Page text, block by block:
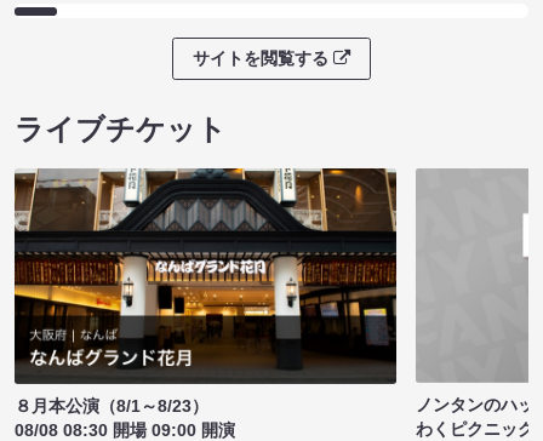
サイトを閲覧する
ライブチケット
８月本公演（8/1～8/23）
08/08 08:30 開場 09:00 開演
ノンタンのハッ
わくピクニック